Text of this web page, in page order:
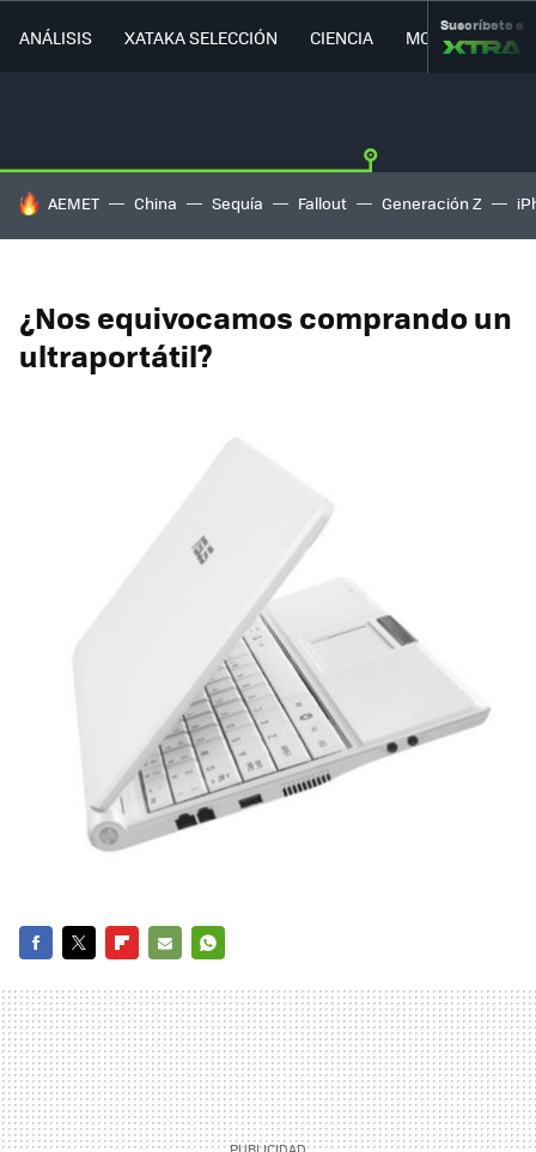
ANÁLISIS XATAKA SELECCIÓN CIENCIA MOVILIDAD
Suscríbete a
HOY SE HABLA DE
AEMET China Sequía Fallout Generación Z
¿Nos equivocamos comprando un
ultraportátil?
MAIL